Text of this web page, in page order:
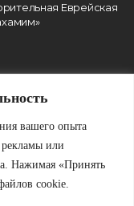
вашего опыта
рекламы или
Нажимая «Принять
cookie.
Еврейская